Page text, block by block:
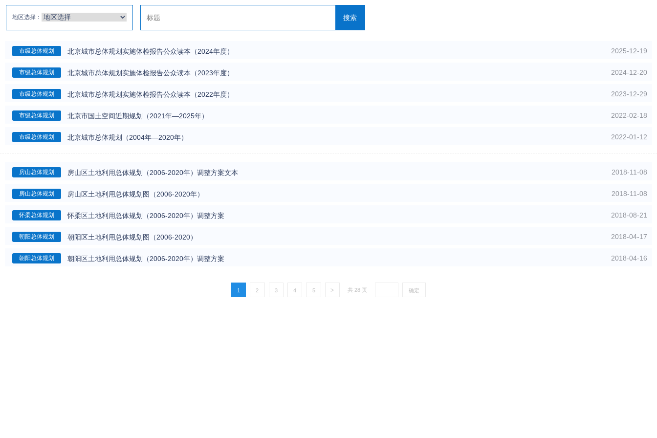
地区选择： 搜索
市级总体规划 2025-12-19
北京城市总体规划实施体检报告公众读本（2024年度）
市级总体规划 2024-12-20
北京城市总体规划实施体检报告公众读本（2023年度）
市级总体规划 2023-12-29
北京城市总体规划实施体检报告公众读本（2022年度）
市级总体规划 2022-02-18
北京市国土空间近期规划（2021年—2025年）
市级总体规划 2022-01-12
北京城市总体规划（2004年—2020年）
房山总体规划 2018-11-08
房山区土地利用总体规划（2006-2020年）调整方案文本
房山总体规划 2018-11-08
房山区土地利用总体规划图（2006-2020年）
怀柔总体规划 2018-08-21
怀柔区土地利用总体规划（2006-2020年）调整方案
朝阳总体规划 2018-04-17
朝阳区土地利用总体规划图（2006-2020）
朝阳总体规划 2018-04-16
朝阳区土地利用总体规划（2006-2020年）调整方案